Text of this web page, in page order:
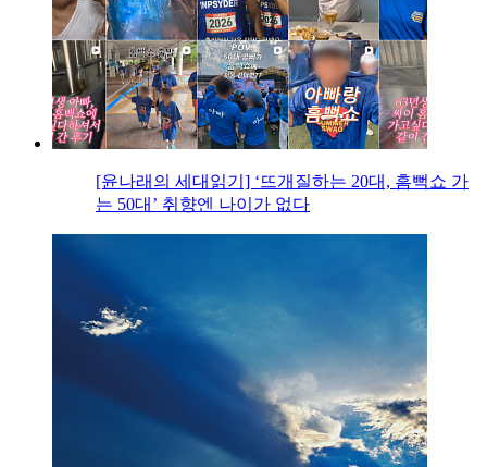
[윤나래의 세대읽기] ‘뜨개질하는 20대, 흠뻑쇼 가
는 50대’ 취향엔 나이가 없다